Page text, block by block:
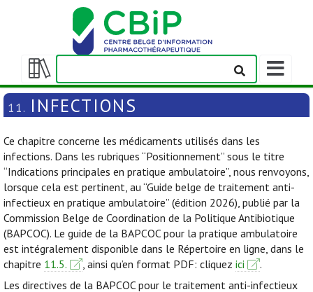
Afficher/masquer
la
table
matières
Afficher/
la
barre
navigation
11. INFECTIONS
Ce chapitre concerne les médicaments utilisés dans les
infections. Dans les rubriques “Positionnement” sous le titre
“Indications principales en pratique ambulatoire”, nous renvoyons,
lorsque cela est pertinent, au “Guide belge de traitement anti-
infectieux en pratique ambulatoire” (édition 2026), publié par la
Commission Belge de Coordination de la Politique Antibiotique
(BAPCOC). Le guide de la BAPCOC pour la pratique ambulatoire
est intégralement disponible dans le Répertoire en ligne, dans le
chapitre 11.5. , ainsi qu’en format PDF: cliquez ici
.
Les directives de la BAPCOC pour le traitement anti-infectieux